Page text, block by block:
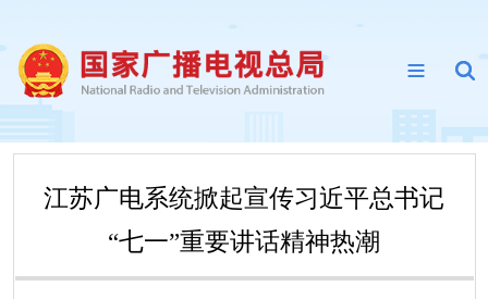
江苏广电系统掀起宣传习近平总书记
“七一”重要讲话精神热潮